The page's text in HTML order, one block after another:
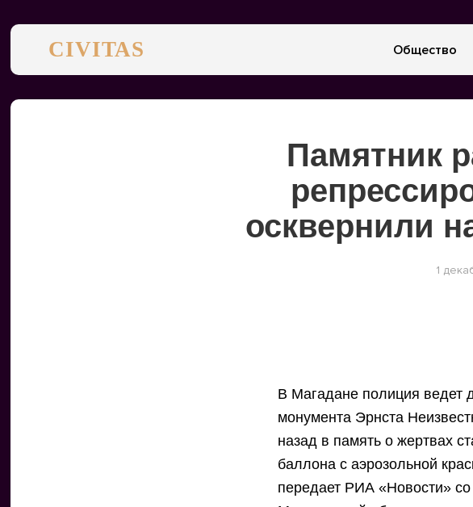
CIVITAS Общество
Памятник
осквернили
1
В Магадане полиция ведет
монумента Эрнста
назад в память о жертвах
баллона с аэрозольной
передает РИА «Новости»